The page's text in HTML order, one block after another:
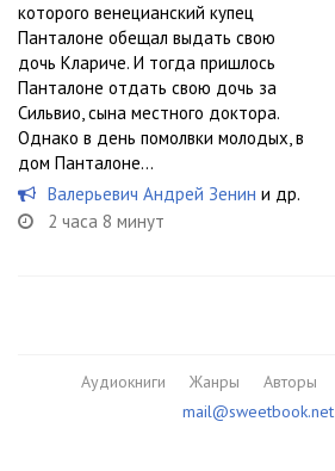
которого венецианский купец
Панталоне обещал выдать свою
дочь Клариче. И тогда пришлось
Панталоне отдать свою дочь за
Сильвио, сына местного доктора.
Однако в день помолвки молодых, в
дом Панталоне...
Валерьевич Андрей Зенин и др.
2 часа 8 минут
Аудиокниги Жанры Авторы
mail@sweetbook.net